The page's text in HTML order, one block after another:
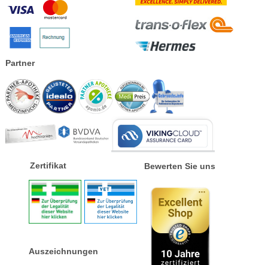
Partner
Zertifikat
Auszeichnungen
Bewerten Sie uns